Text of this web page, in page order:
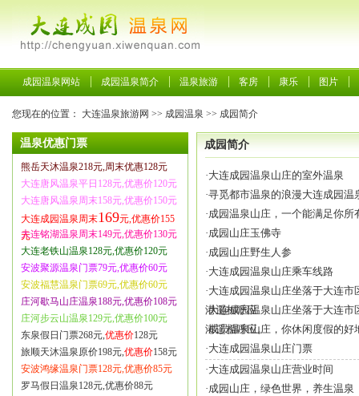
成园温泉网站 成园温泉简介 温泉旅游 客房 康乐 图片
您现在的位置： 大连温泉旅游网 >> 成园温泉 >> 成园简介
温泉优惠门票
熊岳天沐温泉218元,周末优惠128元
大连唐风温泉平日128元,优惠价120元
大连唐风温泉周末158元,优惠价150元
大连成园温泉周末169元,优惠价155
元
大连铭湖温泉周末149元,优惠价130元
大连老铁山温泉128元,优惠价120元
安波聚源温泉门票79元,优惠价60元
安波福慧温泉门票69元,优惠价60元
庄河歇马山庄温泉188元,优惠价108元
庄河步云山温泉129元,优惠价100元
东泉假日门票268元,优惠价128元
旅顺天沐温泉原价198元,优惠价158元
安波鸿缘温泉门票128元,优惠价85元
罗马假日温泉128元,优惠价88元
成园简介
·大连成园温泉山庄的室外温泉
·寻觅都市温泉的浪漫大连成园温
·成园温泉山庄，一个能满足你所
·成园山庄玉佛寺
·成园山庄野生人参
·大连成园温泉山庄乘车线路
·大连成园温泉山庄坐落于大连
港遥相呼应
·大连成园温泉山庄坐落于大连
港遥相呼应。
·成员温泉山庄，你休闲度假的好
·大连成园温泉山庄门票
·大连成园温泉山庄营业时间
·成园山庄，绿色世界，养生温泉